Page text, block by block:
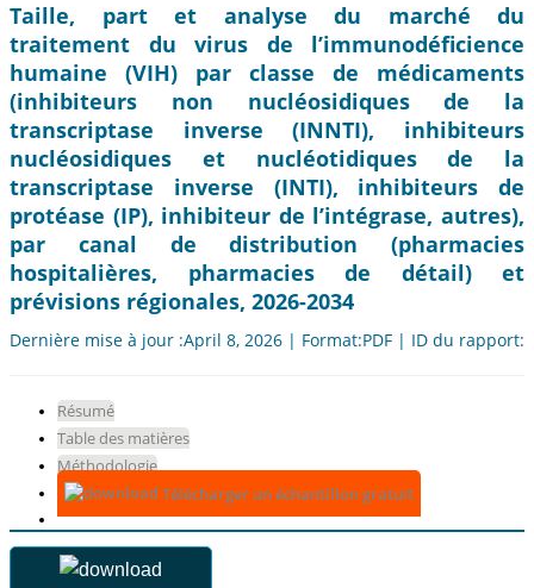
Taille, part et analyse du marché du
traitement du virus de l’immunodéficience
humaine (VIH) par classe de médicaments
(inhibiteurs non nucléosidiques de la
transcriptase inverse (INNTI), inhibiteurs
nucléosidiques et nucléotidiques de la
transcriptase inverse (INTI), inhibiteurs de
protéase (IP), inhibiteur de l’intégrase, autres),
par canal de distribution (pharmacies
hospitalières, pharmacies de détail) et
prévisions régionales, 2026-2034
Dernière mise à jour :April 8, 2026 | Format:PDF | ID du rapport:
Résumé
Table des matières
Méthodologie
Télécharger un échantillon gratuit